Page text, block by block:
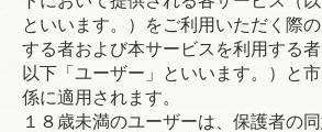
といいます。）をご利用いただく際
する者および本サービスを利用する
以下「ユーザー」といいます。）と
係に適用されます。
１８歳未満のユーザーは、保護者の